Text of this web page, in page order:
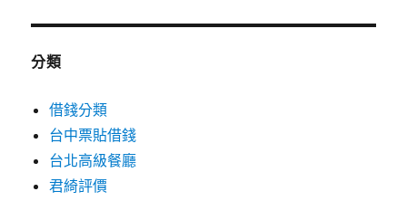
分類
借錢分類
台中票貼借錢
台北高級餐廳
君綺評價